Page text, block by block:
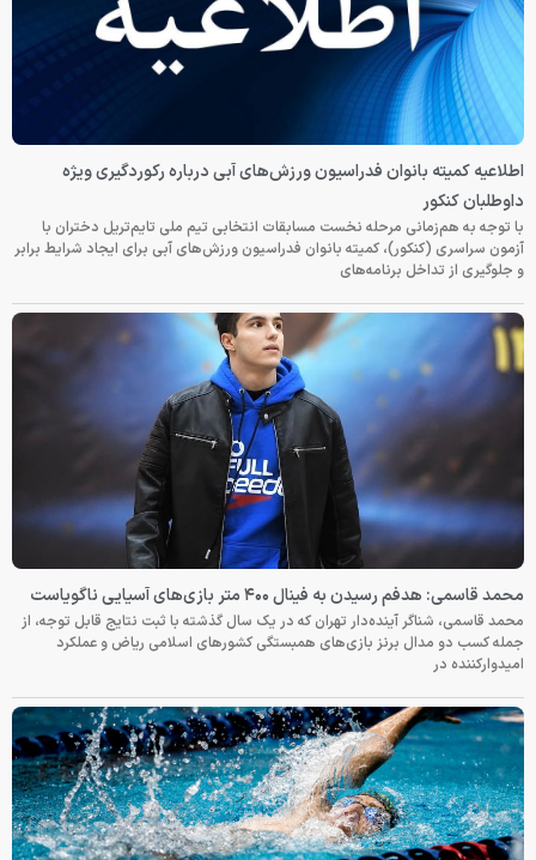
اطلاعیه کمیته بانوان فدراسیون ورزش‌های آبی درباره رکوردگیری ویژه
داوطلبان کنکور
با توجه به هم‌زمانی مرحله نخست مسابقات انتخابی تیم ملی تایم‌تریل دختران با
آزمون سراسری (کنکور)، کمیته بانوان فدراسیون ورزش‌های آبی برای ایجاد شرایط برابر
و جلوگیری از تداخل برنامه‌های
محمد قاسمی: هدفم رسیدن به فینال ۴۰۰ متر بازی‌های آسیایی ناگویاست
محمد قاسمی، شناگر آینده‌دار تهران که در یک سال گذشته با ثبت نتایج قابل توجه، از
جمله کسب دو مدال برنز بازی‌های همبستگی کشورهای اسلامی ریاض و عملکرد
امیدوارکننده در